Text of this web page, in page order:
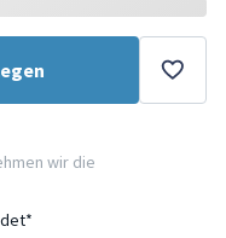
wir die